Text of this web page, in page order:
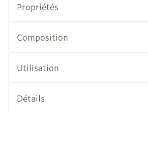
Propriétés
Composition
Utilisation
Détails